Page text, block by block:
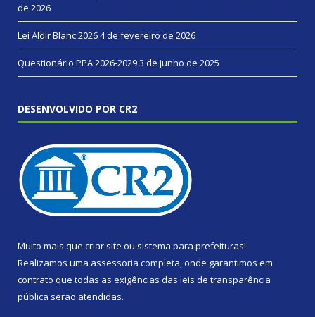
de 2026
Lei Aldir Blanc 20264 de fevereiro de 2026
Questionário PPA 2026-20293 de junho de 2025
DESENVOLVIDO POR CR2
Muito mais que criar site ou sistema para prefeituras!
Realizamos uma assessoria completa, onde garantimos em
contrato que todas as exigências das leis de transparência
pública serão atendidas.